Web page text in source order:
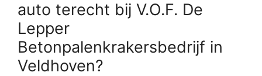
auto terecht bij V.O.F. De
Lepper
Betonpalenkrakersbedrijf in
Veldhoven?